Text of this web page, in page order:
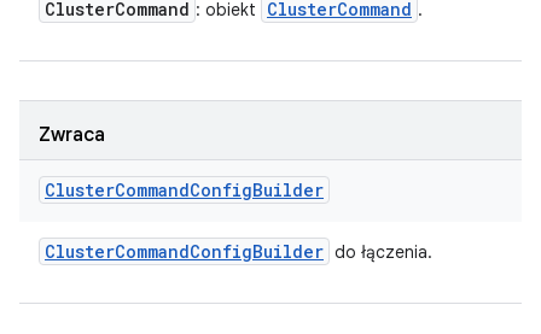
ClusterCommand : obiekt ClusterCommand .
Zwraca
ClusterCommandConfigBuilder
ClusterCommandConfigBuilder do łączenia.